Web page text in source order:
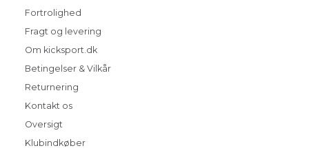
Fortrolighed
Fragt og levering
Om kicksport.dk
Betingelser & Vilkår
Returnering
Kontakt os
Oversigt
Klubindkøber